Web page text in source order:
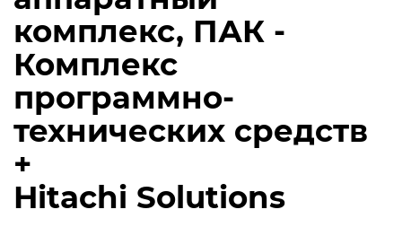
комплекс, ПАК -
Комплекс
программно-
технических средств
+
Hitachi Solutions